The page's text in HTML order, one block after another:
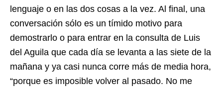
lenguaje o en las dos cosas a la vez. Al final, una
conversación sólo es un tímido motivo para
demostrarlo o para entrar en la consulta de Luis
del Aguila que cada día se levanta a las siete de la
mañana y ya casi nunca corre más de media hora,
“porque es imposible volver al pasado. No me